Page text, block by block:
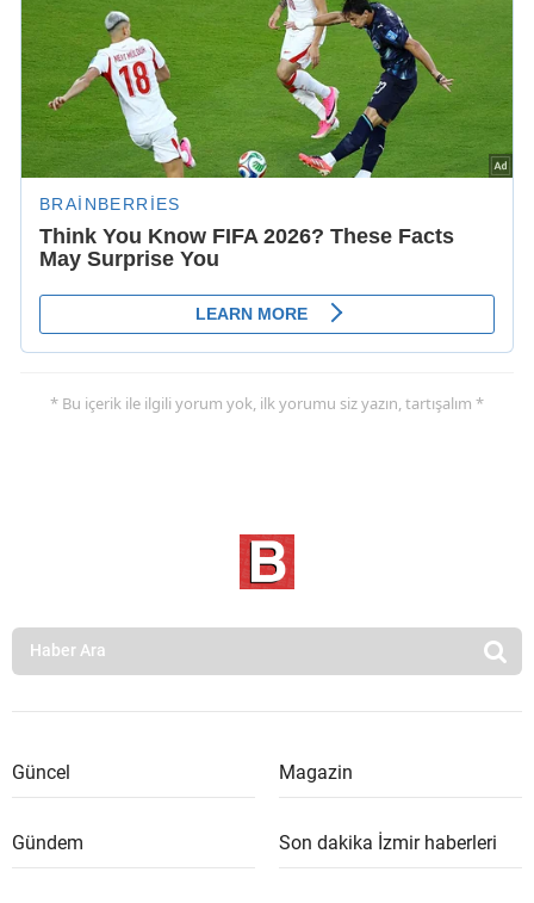
* Bu içerik ile ilgili yorum yok, ilk yorumu siz yazın, tartışalım *
Güncel Magazin
Gündem Son dakika İzmir haberleri